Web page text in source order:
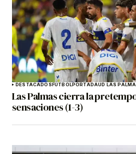
DESTACADOSFÚTBOLPORTADAUD LAS
Las Palmas cierra la
sensaciones (1-3)